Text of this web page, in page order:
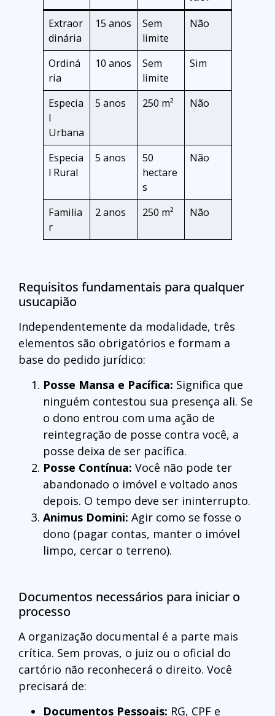
Extraor
dinária
15 anos
Sem
limite
Não
Ordiná
ria
10 anos
Sem
limite
Sim
Especia
l
Urbana
5 anos 250 m² Não
Especia
l Rural
5 anos
50
hectare
s
Não
Familia
r
2 anos 250 m² Não
Requisitos fundamentais para qualquer
usucapião
Independentemente da modalidade, três
elementos são obrigatórios e formam a
base do pedido jurídico:
Posse Mansa e Pacífica: Significa que
ninguém contestou sua presença ali. Se
o dono entrou com uma ação de
reintegração de posse contra você, a
posse deixa de ser pacífica.
Posse Contínua: Você não pode ter
abandonado o imóvel e voltado anos
depois. O tempo deve ser ininterrupto.
Animus Domini: Agir como se fosse o
dono (pagar contas, manter o imóvel
limpo, cercar o terreno).
Documentos necessários para iniciar o
processo
A organização documental é a parte mais
crítica. Sem provas, o juiz ou o oficial do
cartório não reconhecerá o direito. Você
precisará de:
Documentos Pessoais: RG, CPF e